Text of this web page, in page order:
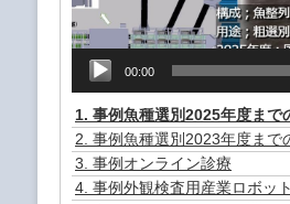
00:00
1. 事例魚種選別2025年度まで
2. 事例魚種選別2023年度まで
3. 事例オンライン診療
4. 事例外観検査用産業ロボッ